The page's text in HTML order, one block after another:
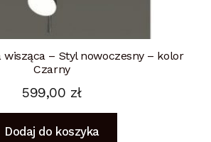
wisząca – Styl nowoczesny – kolor
Czarny
599,00 zł
Dodaj do koszyka